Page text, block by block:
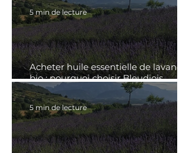
Acheter huile essentielle de lavandin
bio : pourquoi choisir Bleudiois,
producteur dans la Drôme ?
5 min de lecture
5 min de lecture